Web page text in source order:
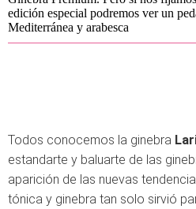
edición especial podremos ver un
Mediterránea y arabesca
Todos conocemos la ginebra
estandarte y baluarte de las
aparición de las nuevas
tónica y ginebra tan solo sirvió